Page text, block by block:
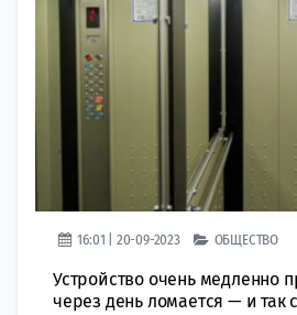
16:01 | 20-09-2023 ОБЩЕСТВО
Устройство очень медленно
через день ломается — и так